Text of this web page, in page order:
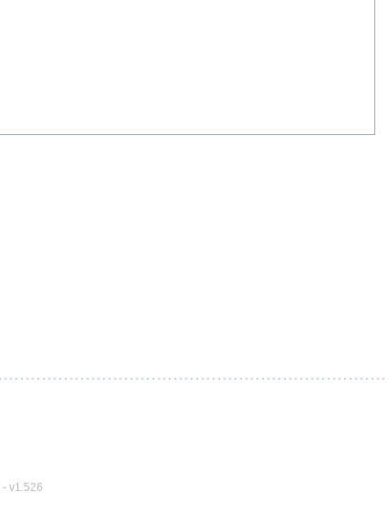
- v1.526